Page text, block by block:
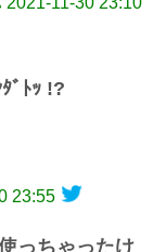
ﾀﾞﾄｯ !?
23:55
っちゃったけ